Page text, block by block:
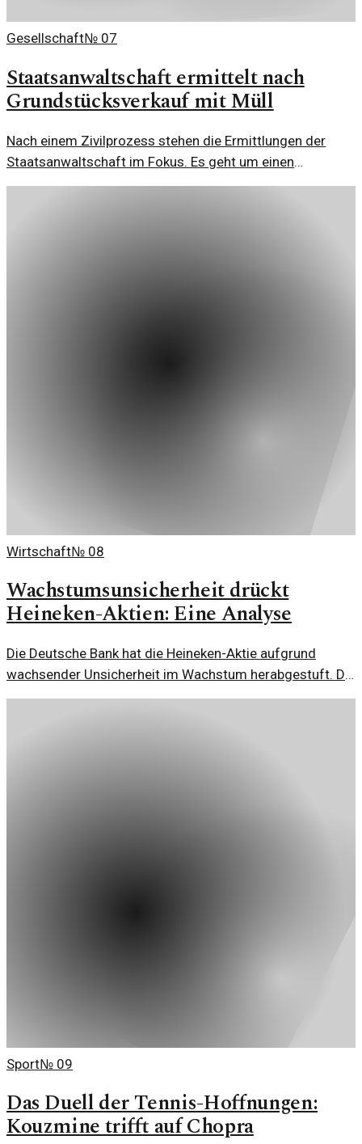
Gesellschaft№ 07
Staatsanwaltschaft ermittelt nach
Grundstücksverkauf mit Müll
Nach einem Zivilprozess stehen die Ermittlungen der
Staatsanwaltschaft im Fokus. Es geht um einen
Grundstücksverkauf, der offenbar mit Schutt und Müll
Wirtschaft№ 08
Wachstumsunsicherheit drückt
Heineken-Aktien: Eine Analyse
Die Deutsche Bank hat die Heineken-Aktie aufgrund
wachsender Unsicherheit im Wachstum herabgestuft. Die
Gründe und möglichen Auswirkungen sind entscheidend
Sport№ 09
Das Duell der Tennis-Hoffnungen:
Kouzmine trifft auf Chopra